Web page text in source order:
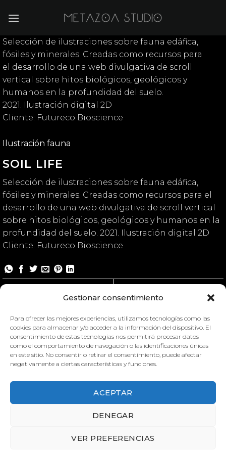
Gestionar consentimiento
Para ofrecer las mejores experiencias, utilizamos tecnologías como las
cookies para almacenar y/o acceder a la información del dispositivo. El
consentimiento de estas tecnologías nos permitirá procesar datos
como el comportamiento de navegación o las identificaciones únicas
en este sitio. No consentir o retirar el consentimiento, puede afectar
negativamente a ciertas características y funciones.
ACEPTAR
DENEGAR
VER PREFERENCIAS
Ilustración fauna
SOIL LIFE
Selección de ilustraciones sobre fauna edáfica,
fósiles y minerales. Creadas como recursos para el
desarrollo de una web divulgativa de scroll vertical
sobre hitos biológicos, geológicos y humanos en la
profundidad del suelo. 2021. Ilustración digital 2D
Cliente: Futureco Bioscience
Selección de ilustraciones sobre fauna edáfica,
fósiles y minerales. Creadas como recursos para
el desarrollo de una web divulgativa de scroll
vertical sobre hitos biológicos, geológicos y
humanos en la profundidad del suelo.
2021. Ilustración digital 2D
Cliente: Futureco Bioscience
SOIL LIFE